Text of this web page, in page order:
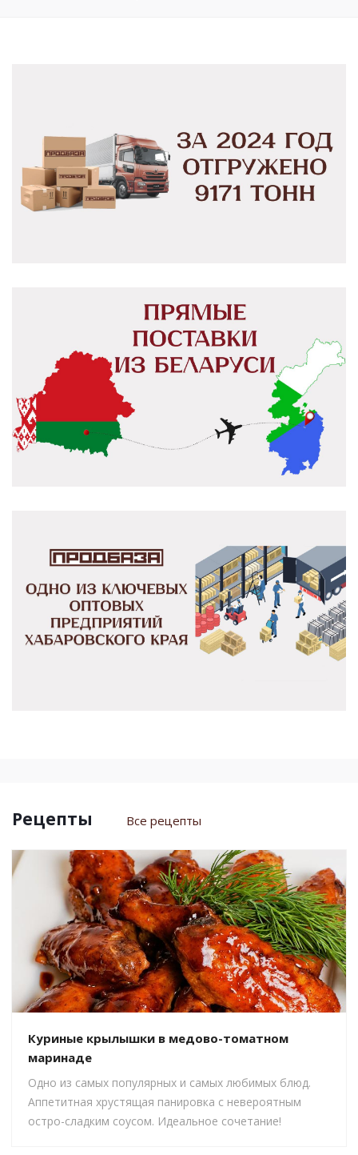
Рецепты Все рецепты
Куриные крылышки в медово-томатном
маринаде
Одно из самых популярных и самых любимых блюд.
Аппетитная хрустящая панировка с невероятным
остро-сладким соусом. Идеальное сочетание!